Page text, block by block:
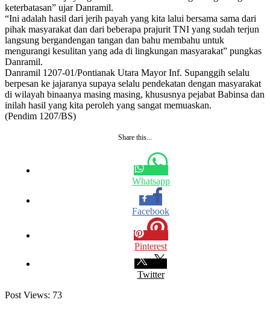
keterbatasan” ujar Danramil.
“Ini adalah hasil dari jerih payah yang kita lalui bersama sama dari
pihak masyarakat dan dari beberapa prajurit TNI yang sudah terjun
langsung bergandengan tangan dan bahu membahu untuk
mengurangi kesulitan yang ada di lingkungan masyarakat” pungkas
Danramil.
Danramil 1207-01/Pontianak Utara Mayor Inf. Supanggih selalu
berpesan ke jajaranya supaya selalu pendekatan dengan masyarakat
di wilayah binaanya masing masing, khususnya pejabat Babinsa dan
inilah hasil yang kita peroleh yang sangat memuaskan.
(Pendim 1207/BS)
Share this...
Whatsapp
Facebook
Pinterest
Twitter
Post Views: 73